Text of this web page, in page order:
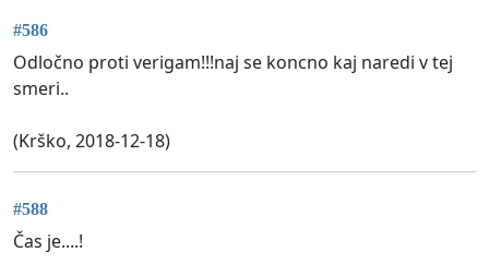
#586
Odločno proti verigam!!!naj se koncno kaj naredi v tej
smeri..
(Krško, 2018-12-18)
#588
Čas je....!